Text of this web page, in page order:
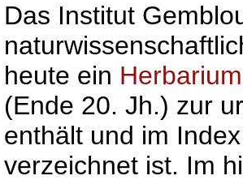
Das Institut
heute ein Herbarium
(Ende 20. Jh.) zur
enthält und im
verzeichnet ist. Im